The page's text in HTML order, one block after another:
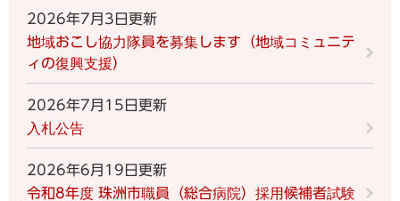
2026年7月3日更新
地域おこし協力隊員を募集します（地域コミュニテ
ィの復興支援）
2026年7月15日更新
入札公告
2026年6月19日更新
令和8年度 珠洲市職員（総合病院）採用候補者試験